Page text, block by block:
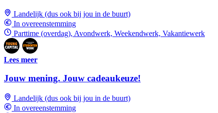
Landelijk (dus ook bij jou in de buurt)
In overeenstemming
Parttime (overdag), Avondwerk, Weekendwerk, Vakantiewerk
Lees meer
Jouw mening. Jouw cadeaukeuze!
Landelijk (dus ook bij jou in de buurt)
In overeenstemming